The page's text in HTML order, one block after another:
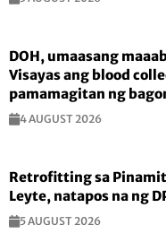
DOH, umaasang
Visayas ang blood
pamamagitan ng
4 AUGUST 2026
Retrofitting sa
Leyte, natapos na ng
5 AUGUST 2026